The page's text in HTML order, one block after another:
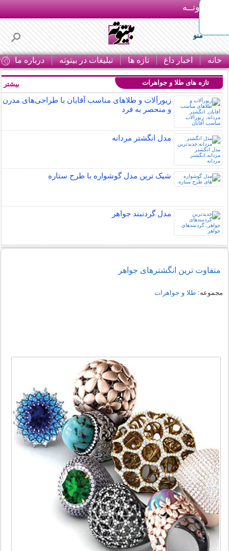
بـیتوتــه
منو
خانه اخبار داغ تازه ها تبلیغات در بیتوته درباره ما
تازه های طلا و جواهرات
زیورآلات و طلاهای مناسب آقایان با طراحی‌های مدرن
و منحصر به فرد
مدل انگشتر مردانه
شیک ترین مدل گوشواره با طرح ستاره
مدل گردنبند جواهر
بیشتر
متفاوت ترین انگشترهای جواهر
مجموعه:طلا و جواهرات